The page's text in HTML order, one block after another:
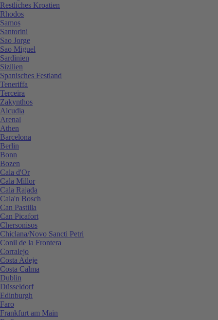
Restliches Kroatien
Rhodos
Samos
Santorini
Sao Jorge
Sao Miguel
Sardinien
Sizilien
Spanisches Festland
Teneriffa
Terceira
Zakynthos
Alcudia
Arenal
Athen
Barcelona
Berlin
Bonn
Bozen
Cala d'Or
Cala Millor
Cala Rajada
Cala'n Bosch
Can Pastilla
Can Picafort
Chersonisos
Chiclana/Novo Sancti Petri
Conil de la Frontera
Corralejo
Costa Adeje
Costa Calma
Dublin
Düsseldorf
Edinburgh
Faro
Frankfurt am Main